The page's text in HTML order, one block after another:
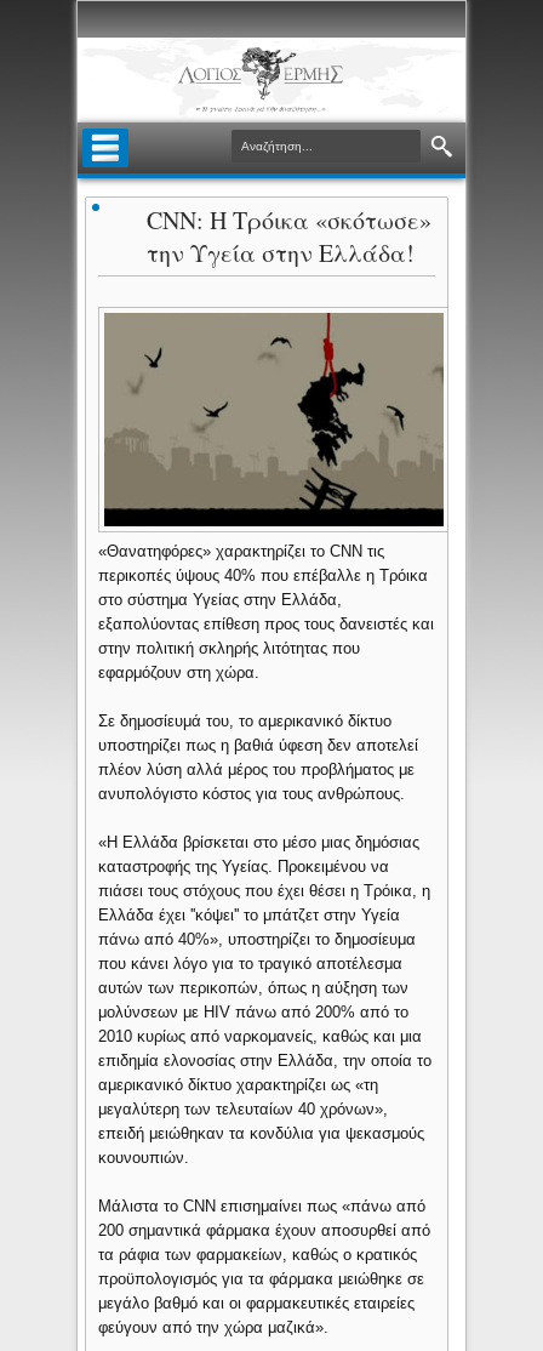
CNN: Η Τρόικα «σκότωσε»
την Υγεία στην Ελλάδα!
«Θανατηφόρες» χαρακτηρίζει το CNN τις
περικοπές ύψους 40% που επέβαλλε η Τρόικα
στο σύστημα Υγείας στην Ελλάδα,
εξαπολύοντας επίθεση προς τους δανειστές και
στην πολιτική σκληρής λιτότητας που
εφαρμόζουν στη χώρα.
Σε δημοσίευμά του, το αμερικανικό δίκτυο
υποστηρίζει πως η βαθιά ύφεση δεν αποτελεί
πλέον λύση αλλά μέρος του προβλήματος με
ανυπολόγιστο κόστος για τους ανθρώπους.
«Η Ελλάδα βρίσκεται στο μέσο μιας δημόσιας
καταστροφής της Υγείας. Προκειμένου να
πιάσει τους στόχους που έχει θέσει η Τρόικα, η
Ελλάδα έχει ''κόψει'' το μπάτζετ στην Υγεία
πάνω από 40%», υποστηρίζει το δημοσίευμα
που κάνει λόγο για το τραγικό αποτέλεσμα
αυτών των περικοπών, όπως η αύξηση των
μολύνσεων με ΗΙV πάνω από 200% από το
2010 κυρίως από ναρκομανείς, καθώς και μια
επιδημία ελονοσίας στην Ελλάδα, την οποία το
αμερικανικό δίκτυο χαρακτηρίζει ως «τη
μεγαλύτερη των τελευταίων 40 χρόνων»,
επειδή μειώθηκαν τα κονδύλια για ψεκασμούς
κουνουπιών.
Μάλιστα το CNN επισημαίνει πως «πάνω από
200 σημαντικά φάρμακα έχουν αποσυρθεί από
τα ράφια των φαρμακείων, καθώς ο κρατικός
προϋπολογισμός για τα φάρμακα μειώθηκε σε
μεγάλο βαθμό και οι φαρμακευτικές εταιρείες
φεύγουν από την χώρα μαζικά».